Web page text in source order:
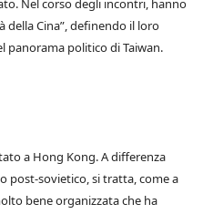
Nel corso degli incontri, hanno
della Cina”, definendo il loro
panorama politico di Taiwan.
a Hong Kong. A differenza
post-sovietico, si tratta, come a
bene organizzata che ha